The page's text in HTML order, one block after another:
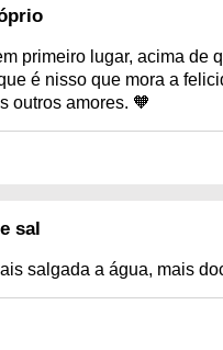
primeiro lugar, acima de
é nisso que mora a
outros amores. 🧡
sal
salgada a água, mais